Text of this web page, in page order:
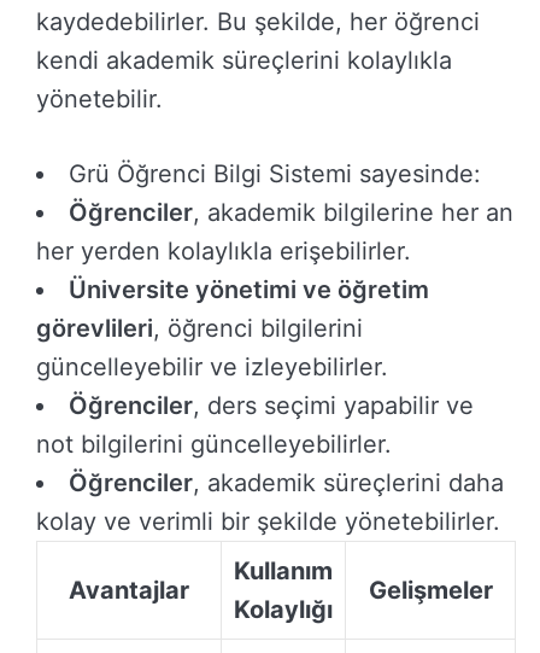
kaydedebilirler. Bu şekilde, her öğrenci
kendi akademik süreçlerini kolaylıkla
yönetebilir.
Grü Öğrenci Bilgi Sistemi sayesinde:
Öğrenciler, akademik bilgilerine her an
her yerden kolaylıkla erişebilirler.
Üniversite yönetimi ve öğretim
görevlileri, öğrenci bilgilerini
güncelleyebilir ve izleyebilirler.
Öğrenciler, ders seçimi yapabilir ve
not bilgilerini güncelleyebilirler.
Öğrenciler, akademik süreçlerini daha
kolay ve verimli bir şekilde yönetebilirler.
Avantajlar
Kullanım
Kolaylığı
Gelişmeler